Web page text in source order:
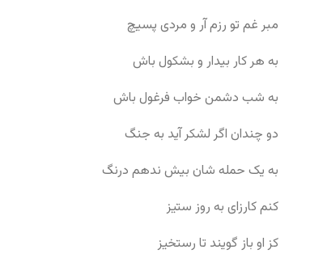
مبر غم تو رزم آر و مردی پسیچ
به هر کار بیدار و بشکول باش
به شب دشمن خواب فرغول باش
دو چندان اگر لشکر آید به جنگ
به یک حمله شان بیش ندهم درنگ
کنم کارزای به روز ستیز
کز او باز گویند تا رستخیز